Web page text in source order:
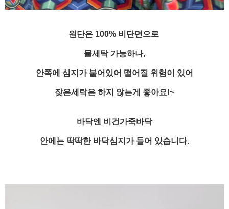
원단은 100% 비단면으로
물세탁 가능하나,
안쪽에 심지가 붙어있어 떨어질 위험이 있어
잦은세탁은 하지 않는게 좋아요!~
바닥엔 비건가죽바닥
안에는 딱딱한 바닥심지가 들어 있습니다.